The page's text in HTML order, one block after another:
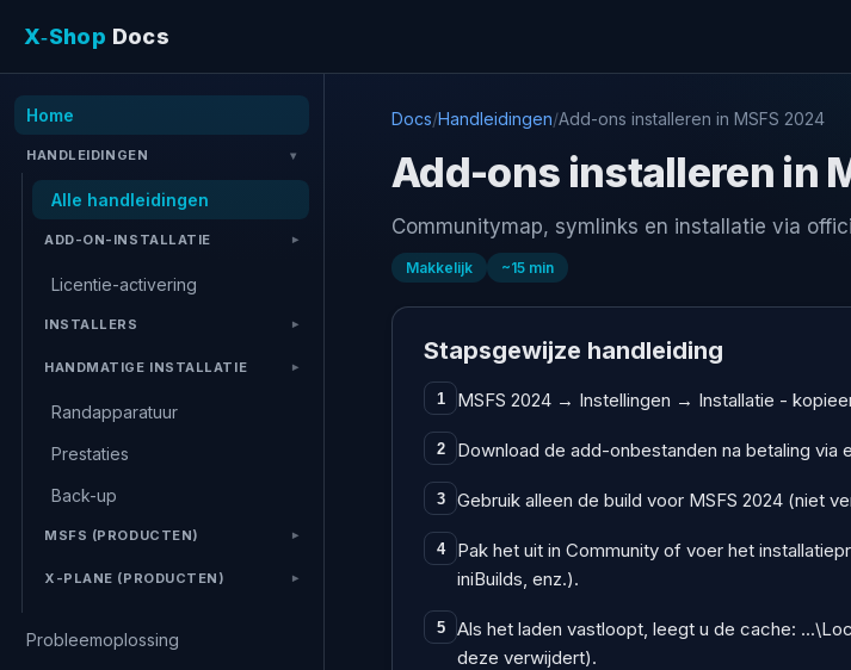
X‑Shop Docs
Home
HANDLEIDINGEN
Alle handleidingen
ADD-ON-INSTALLATIE
Licentie-activering
INSTALLERS
HANDMATIGE INSTALLATIE
Randapparatuur
Prestaties
Back-up
MSFS (PRODUCTEN)
X-PLANE (PRODUCTEN)
Probleemoplossing
Docs/Handleidingen/Add-ons installeren in MSFS 2024
Add-ons installeren in
Communitymap, symlinks en installatie via
Makkelijk ~15 min
Stapsgewijze handleiding
1 MSFS 2024 → Instellingen → Installatie -
2 Download de add-onbestanden na betaling via
3 Gebruik alleen de build voor MSFS 2024 (niet
4
Pak het uit in Community of voer het
iniBuilds, enz.).
5
Als het laden vastloopt, leegt u de cache:
deze verwijdert).